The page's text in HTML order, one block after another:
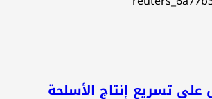
على تسريع إنتاج الأسلحة